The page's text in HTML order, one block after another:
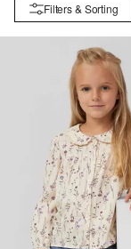
Filters & Sorting